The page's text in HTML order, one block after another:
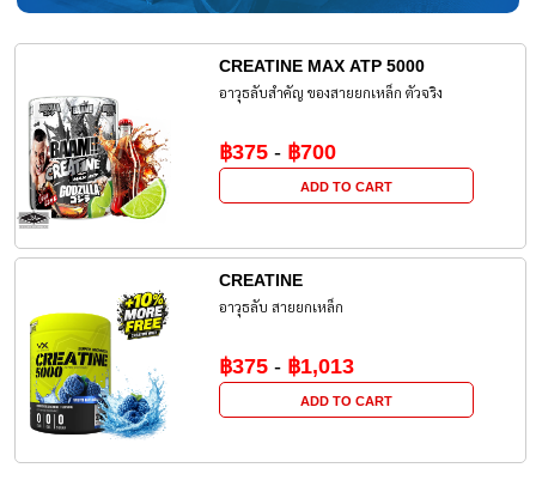
CREATINE MAX ATP 5000
อาวุธลับสำคัญ ของสายยกเหล็ก ตัวจริง
฿375- ฿700
ADD TO CART
CREATINE
อาวุธลับ สายยกเหล็ก
฿375- ฿1,013
ADD TO CART